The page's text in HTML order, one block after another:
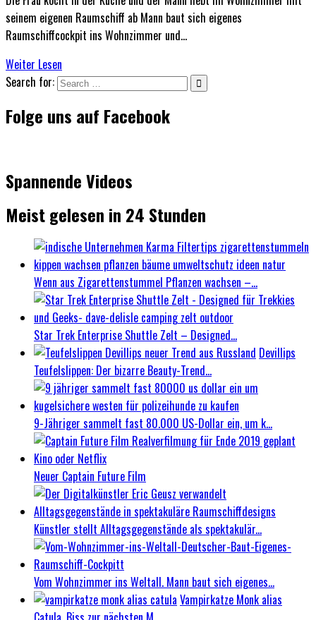
seinem eigenen Raumschiff ab Mann baut sich eigenes
Raumschiffcockpit ins Wohnzimmer und…
Weiter Lesen
Search for:
Folge uns auf Facebook
Spannende Videos
Meist gelesen in 24 Stunden
Wenn aus Zigarettenstummel Pflanzen wachsen –...
Star Trek Enterprise Shuttle Zelt – Designed...
Devillips
Teufelslippen: Der bizarre Beauty-Trend...
9-Jähriger sammelt fast 80.000 US-Dollar ein, um k...
Neuer Captain Future Film
Künstler stellt Alltagsgegenstände als spektakulär...
Vom Wohnzimmer ins Weltall. Mann baut sich eigenes...
Vampirkatze Monk alias